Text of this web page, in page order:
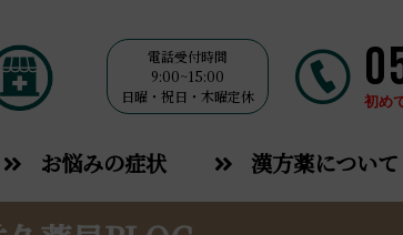
電話受付時間
9:00~15:00
日曜・祝日・木曜定休
初め
お悩みの症状 漢方薬について